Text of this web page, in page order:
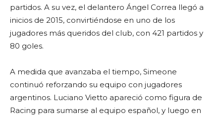
partidos. A su vez, el delantero Ángel Correa llegó a
inicios de 2015, convirtiéndose en uno de los
jugadores más queridos del club, con 421 partidos y
80 goles.
A medida que avanzaba el tiempo, Simeone
continuó reforzando su equipo con jugadores
argentinos. Luciano Vietto apareció como figura de
Racing para sumarse al equipo español, y luego en